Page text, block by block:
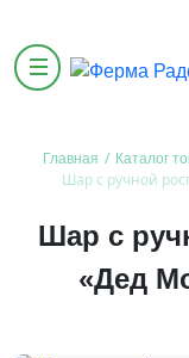
Главная / Каталог
Шар с ручной
Шар с
«Дед